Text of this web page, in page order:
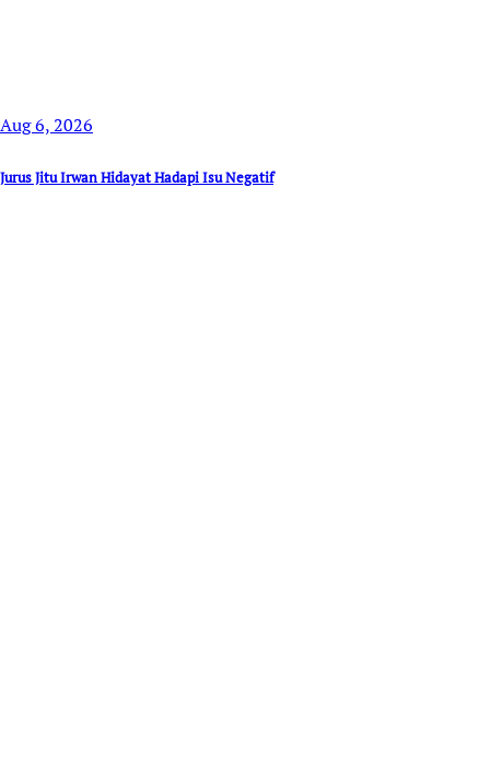
Aug 6, 2026
Jurus Jitu Irwan Hidayat Hadapi Isu Negatif